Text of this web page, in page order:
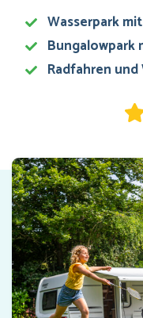
Wasserpark
Bungalowpark
Radfahren